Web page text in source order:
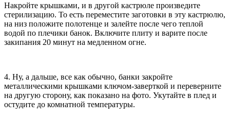
Накройте крышками, и в другой кастрюле произведите
стерилизацию. То есть переместите заготовки в эту кастрюлю,
на низ положите полотенце и залейте после чего теплой
водой по плечики банок. Включите плиту и варите после
закипания 20 минут на медленном огне.
4. Ну, а дальше, все как обычно, банки закройте
металлическими крышками ключом-заверткой и переверните
на другую сторону, как показано на фото. Укутайте в плед и
остудите до комнатной температуры.